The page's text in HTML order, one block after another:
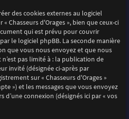
des cookies externes au logiciel
Chasseurs d'Orages », bien que ceux-ci
qui est prévu pour couvrir
le logiciel phpBB. La seconde manière
que vous nous envoyez et que nous
pas limité à : la publication de
invité (désignée ci-après par
sur « Chasseurs d'Orages »
») et les messages que vous envoyez
d’une connexion (désignés ici par « vos